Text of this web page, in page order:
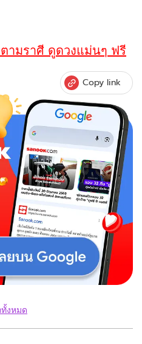
ามราศี ดูดวงแม่นๆ ฟรี
Copy link
งหมด